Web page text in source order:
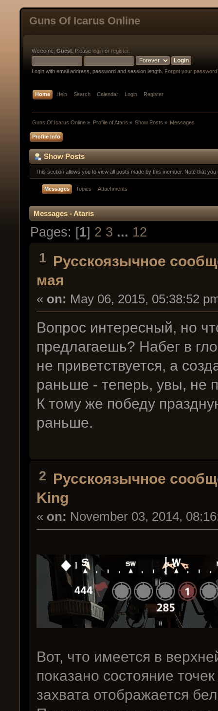
Guns Of Icarus Online
Welcome, Guest . Please login or register.
Login with email address, password and session length. Forgot your
Home Help Search Calendar Login Register
Guns Of Icarus Online » Profile of Ataris » Show Posts » Messages
Profile Info
Show Posts
This section allows you to view all posts made by this member. Note that
Messages Topics Attachments
Messages - Ataris
Pages: [1] 2 3 ... 12
1 Русскоязычное
мая
« on: May 06, 2015, 05:38:52
Вопрос интересный, но
предлагаешь? Набег в
не приветствуется, а
раньше - теперь, увы, не
К тому же победу
раньше.
2 Русскоязычное
King
« on: November 03, 2014,
Вот, что имеется в
показано состояние
захвата отображается